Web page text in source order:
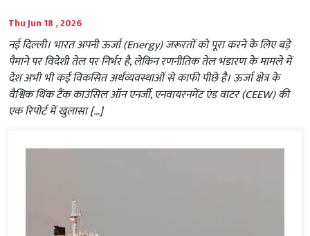
Thu Jun 18 , 2026
नई दिल्ली। भारत अपनी ऊर्जा (Energy) जरूरतों को पूरा करने के लिए बड़े
पैमाने पर विदेशी तेल पर निर्भर है, लेकिन रणनीतिक तेल भंडारण के मामले में
देश अभी भी कई विकसित अर्थव्यवस्थाओं से काफी पीछे है। ऊर्जा क्षेत्र के
वैश्विक थिंक टैंक काउंसिल ऑन एनर्जी, एनवायरनमेंट एंड वाटर (CEEW) की
एक रिपोर्ट में खुलासा […]